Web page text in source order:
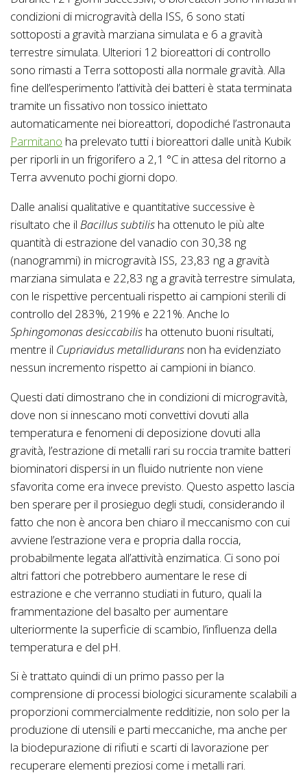
condizioni di microgravità della ISS, 6 sono stati
sottoposti a gravità marziana simulata e 6 a gravità
terrestre simulata. Ulteriori 12 bioreattori di controllo
sono rimasti a Terra sottoposti alla normale gravità. Alla
fine dell’esperimento l’attività dei batteri è stata terminata
tramite un fissativo non tossico iniettato
automaticamente nei bioreattori, dopodiché l’astronauta
Parmitano ha prelevato tutti i bioreattori dalle unità Kubik
per riporli in un frigorifero a 2,1 °C in attesa del ritorno a
Terra avvenuto pochi giorni dopo.
Dalle analisi qualitative e quantitative successive è
risultato che il Bacillus subtilis ha ottenuto le più alte
quantità di estrazione del vanadio con 30,38 ng
(nanogrammi) in microgravità ISS, 23,83 ng a gravità
marziana simulata e 22,83 ng a gravità terrestre simulata,
con le rispettive percentuali rispetto ai campioni sterili di
controllo del 283%, 219% e 221%. Anche lo
Sphingomonas desiccabilis ha ottenuto buoni risultati,
mentre il Cupriavidus metallidurans non ha evidenziato
nessun incremento rispetto ai campioni in bianco.
Questi dati dimostrano che in condizioni di microgravità,
dove non si innescano moti convettivi dovuti alla
temperatura e fenomeni di deposizione dovuti alla
gravità, l’estrazione di metalli rari su roccia tramite batteri
biominatori dispersi in un fluido nutriente non viene
sfavorita come era invece previsto. Questo aspetto lascia
ben sperare per il prosieguo degli studi, considerando il
fatto che non è ancora ben chiaro il meccanismo con cui
avviene l’estrazione vera e propria dalla roccia,
probabilmente legata all’attività enzimatica. Ci sono poi
altri fattori che potrebbero aumentare le rese di
estrazione e che verranno studiati in futuro, quali la
frammentazione del basalto per aumentare
ulteriormente la superficie di scambio, l’influenza della
temperatura e del pH.
Si è trattato quindi di un primo passo per la
comprensione di processi biologici sicuramente scalabili a
proporzioni commercialmente redditizie, non solo per la
produzione di utensili e parti meccaniche, ma anche per
la biodepurazione di rifiuti e scarti di lavorazione per
recuperare elementi preziosi come i metalli rari.